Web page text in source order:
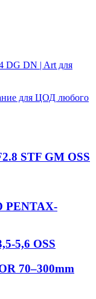
DG DN | Art для
для ЦОД любого
STF GM OSS
PENTAX-
5,6 OSS
70–300mm